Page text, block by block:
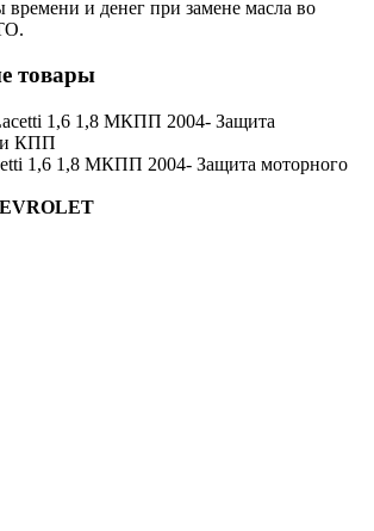
времени и денег при замене масла во
товары
1,6 1,8 МКПП 2004- Защита моторного